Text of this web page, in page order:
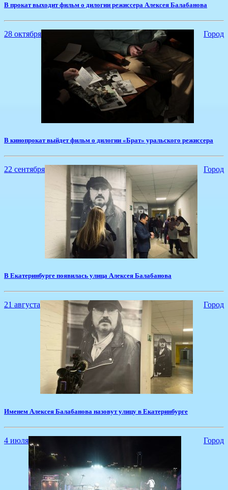
​В прокат выходит фильм о дилогии режиссера Алексея Балабанова
28 октября Город
В кинопрокат выйдет фильм о дилогии «Брат» уральского режиссера
22 сентября Город
​В Екатеринбурге появилась улица Алексея Балабанова
21 августа Город
​Именем Алексея Балабанова назовут улицу в Екатеринбурге
4 июля Город